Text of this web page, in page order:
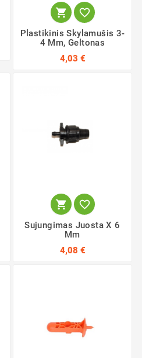
 
Plastikinis Skylamušis 3-
4 Mm, Geltonas
4,03 €
 
Sujungimas Juosta X 6
Mm
4,08 €